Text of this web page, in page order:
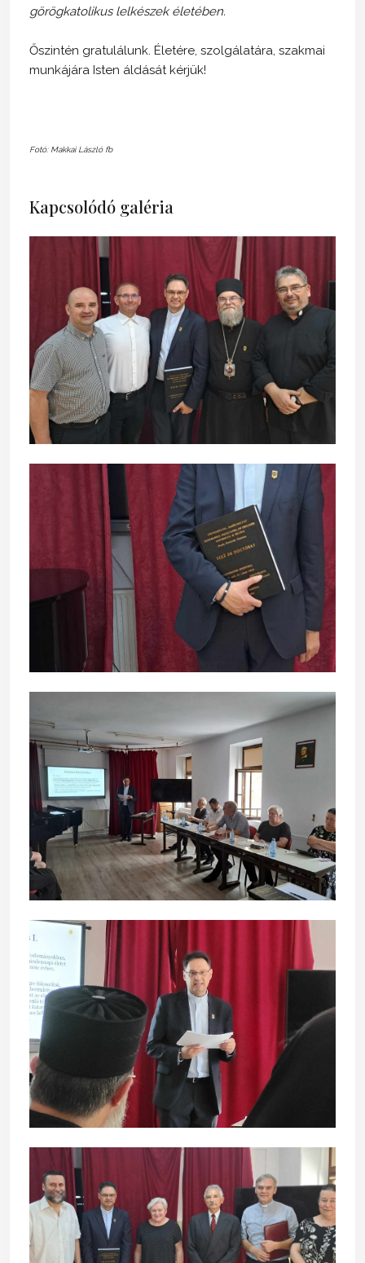
görögkatolikus lelkészek életében.
Őszintén gratulálunk. Életére, szolgálatára, szakmai
munkájára Isten áldását kérjük!
Fotó: Makkai László fb
Kapcsolódó galéria